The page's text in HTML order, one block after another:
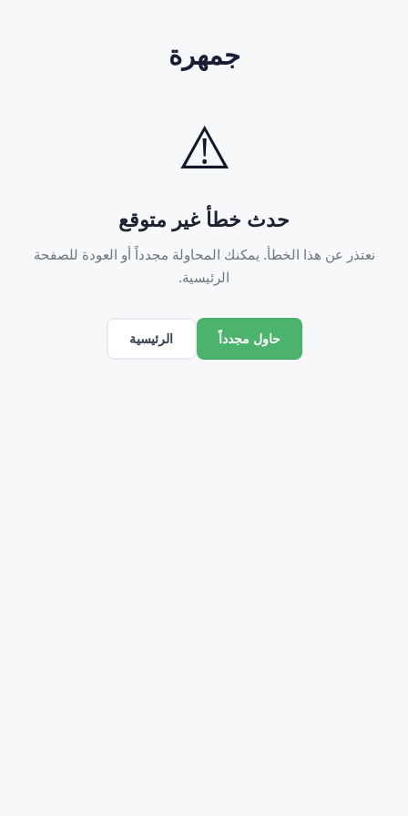
جمهرة
⚠️
حدث خطأ غير متوقع
نعتذر عن هذا الخطأ. يمكنك المحاولة مجدداً أو العودة للصفحة
الرئيسية.
حاول مجدداً الرئيسية